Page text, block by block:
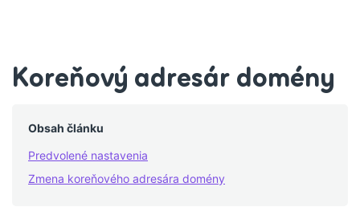
Koreňový adresár domény
Obsah článku
Predvolené nastavenia
Zmena koreňového adresára domény